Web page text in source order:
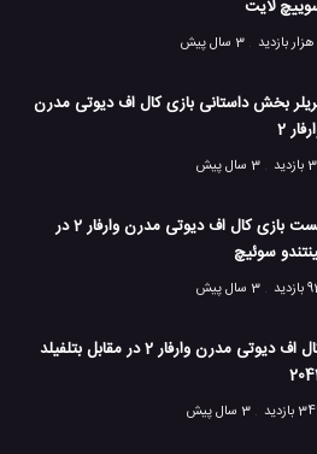
لایت
3 سال پیش
بخش داستانی بازی کال اف دیوتی مدرن
2
3 سال پیش
تست بازی کال اف دیوتی مدرن وارفار 2 در
سوئیچ
3 سال پیش
کال اف دیوتی مدرن وارفار 2 در مقابل بتلفیلد
3 سال پیش